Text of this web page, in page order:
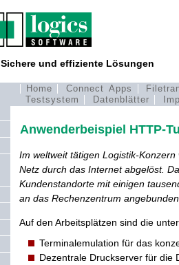
und effiziente Lösungen
Home Connect Apps
Testsystem
Datenblätter
Anwenderbeispiel HTTP-
Im weltweit tätigen Logistik-
Netz durch das Internet abgelöst.
Kundenstandorte mit einigen
an das Rechenzentrum
Auf den Arbeitsplätzen sind die
Terminalemulation für das
Dezentrale Druckserver für die